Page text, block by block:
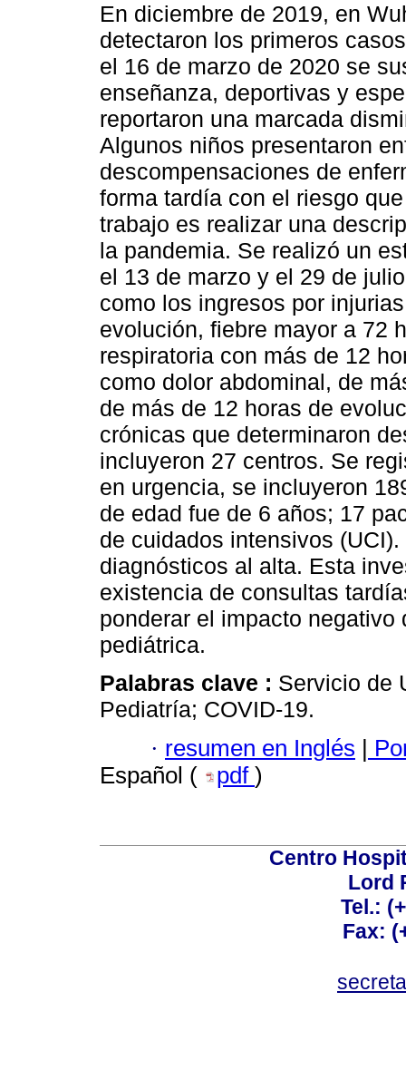
En diciembre de 2019, en
detectaron los primeros
el 16 de marzo de 2020 se
enseñanza, deportivas y
reportaron una marcada
Algunos niños presentaron
descompensaciones de
forma tardía con el riesgo
trabajo es realizar una
la pandemia. Se realizó un
el 13 de marzo y el 29 de
como los ingresos por
evolución, fiebre mayor a 72
respiratoria con más de 12
como dolor abdominal, de
de más de 12 horas de
crónicas que determinaron
incluyeron 27 centros. Se
en urgencia, se incluyeron
de edad fue de 6 años; 17
de cuidados intensivos
diagnósticos al alta. Esta
existencia de consultas
ponderar el impacto
pediátrica.
Palabras clave : Servicio de
Pediatría; COVID-19.
· resumen en Inglés |
Español (
pdf )
Centro
Lord
Tel.:
Fax: